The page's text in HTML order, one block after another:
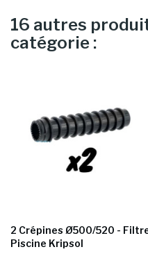
16 autres
catégorie :
2 Crépines Ø500/520 -
Piscine Kripsol